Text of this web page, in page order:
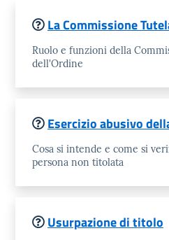
La Commissione
Ruolo e funzioni della
dell'Ordine
Esercizio abusivo
Cosa si intende e come si
persona non titolata
Usurpazione di titolo